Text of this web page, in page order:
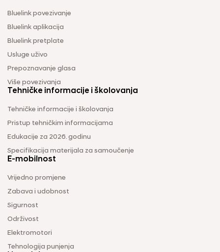
Bluelink povezivanje
Bluelink aplikacija
Bluelink pretplate
Usluge uživo
Prepoznavanje glasa
Više povezivanja
Tehničke informacije i školovanja
Tehničke informacije i školovanja
Pristup tehničkim informacijama
Edukacije za 2026. godinu
Specifikacija materijala za samoučenje
E-mobilnost
Vrijedno promjene
Zabava i udobnost
Sigurnost
Održivost
Elektromotori
Tehnologija punjenja